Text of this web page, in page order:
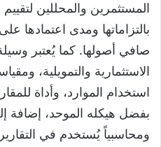
المستثمرين والمحللين
بالتزاماتها ومدى اعتمادها
صافي أصولها. كما يُعتبر
الاستثمارية والتمويلية،
استخدام الموارد، وأداة
بفضل هيكله الموحد، إضافة
ومحاسبياً يُستخدم في